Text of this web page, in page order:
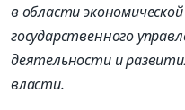
в области
государственного
деятельности и
власти.